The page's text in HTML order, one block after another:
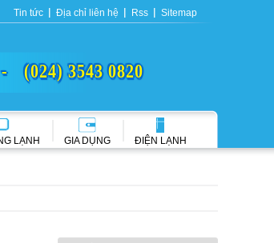
Tin tức Địa chỉ liên hệ Rss Sitemap
(024) 3543 0820
LẠNH GIA DỤNG ĐIỆN LẠNH